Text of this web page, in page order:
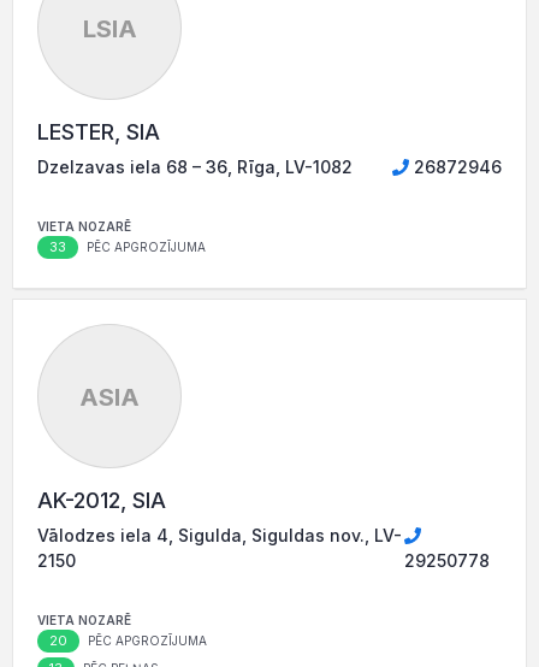
LSIA
LESTER, SIA
Dzelzavas iela 68 – 36, Rīga, LV-1082 26872946
VIETA NOZARĒ
33 PĒC APGROZĪJUMA
ASIA
AK-2012, SIA
Vālodzes iela 4, Sigulda, Siguldas nov., LV-
2150
29250778
VIETA NOZARĒ
20 PĒC APGROZĪJUMA